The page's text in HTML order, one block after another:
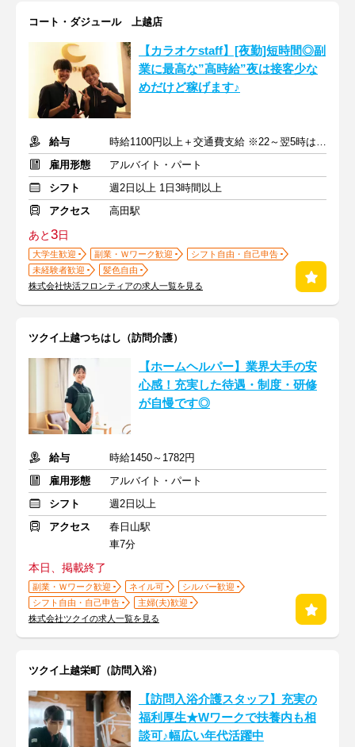
コート・ダジュール 上越店
【カラオケstaff】[夜勤]短時間◎副
業に最高な”高時給”夜は接客少な
めだけど稼げます♪
給与
時給1100円以上＋交通費支給 ※22～翌5時は時給1375円
雇用形態
アルバイト・パート
シフト
週2日以上 1日3時間以上
アクセス
高田駅
あと3日
大学生歓迎 副業・Ｗワーク歓迎
シフト自由・自己申告
未経験者歓迎
髪色自由
株式会社快活フロンティアの求人一覧を見る
ツクイ上越つちはし（訪問介護）
【ホームヘルパー】業界大手の安
心感！充実した待遇・制度・研修
が自慢です◎
給与
時給1450～1782円
雇用形態
アルバイト・パート
シフト
週2日以上
アクセス
春日山駅
車7分
本日、掲載終了
副業・Ｗワーク歓迎 ネイル可
シルバー歓迎
シフト自由・自己申告
主婦(夫)歓迎
株式会社ツクイの求人一覧を見る
ツクイ上越栄町（訪問入浴）
【訪問入浴介護スタッフ】充実の
福利厚生★Wワークで扶養内も相
談可♪幅広い年代活躍中